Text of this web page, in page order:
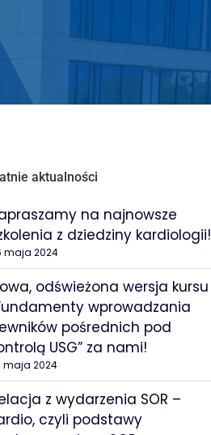
aktualności
na najnowsze
z dziedziny kardiologii!
maja 2024
odświeżona wersja kursu
wprowadzania
pośrednich pod
USG” za nami!
maja 2024
z wydarzenia SOR –
czyli podstawy